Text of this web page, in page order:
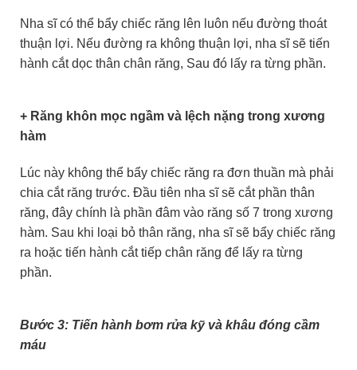
Nha sĩ có thể bẩy chiếc răng lên luôn nếu đường thoát
thuận lợi. Nếu đường ra không thuận lợi, nha sĩ sẽ tiến
hành cắt dọc thân chân răng, Sau đó lấy ra từng phần.
+ Răng khôn mọc ngầm và lệch nặng trong xương
hàm
Lúc này không thể bẩy chiếc răng ra đơn thuần mà phải
chia cắt răng trước. Đầu tiên nha sĩ sẽ cắt phần thân
răng, đây chính là phần đâm vào răng số 7 trong xương
hàm. Sau khi loại bỏ thân răng, nha sĩ sẽ bẩy chiếc răng
ra hoặc tiến hành cắt tiếp chân răng để lấy ra từng
phần.
Bước 3: Tiến hành bơm rửa kỹ và khâu đóng cầm
máu